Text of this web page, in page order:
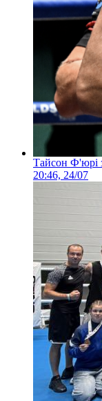
Тайсон Ф'юрі
20:46, 24/07